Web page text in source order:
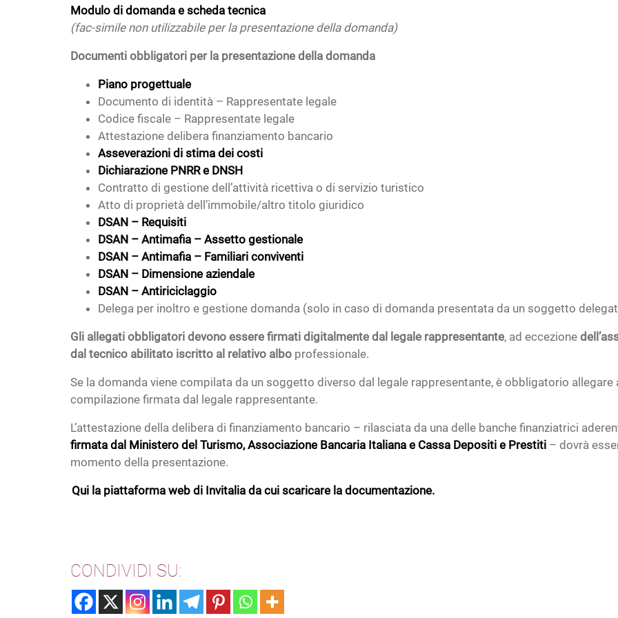
Modulo di domanda e scheda tecnica
(fac-simile non utilizzabile per la presentazione della domanda)
Documenti obbligatori per la presentazione della domanda
Piano progettuale
Documento di identità – Rappresentate legale
Codice fiscale – Rappresentate legale
Attestazione delibera finanziamento bancario
Asseverazioni di stima dei costi
Dichiarazione PNRR e DNSH
Contratto di gestione dell’attività ricettiva o di servizio turistico
Atto di proprietà dell’immobile/altro titolo giuridico
DSAN – Requisiti
DSAN – Antimafia – Assetto gestionale
DSAN – Antimafia – Familiari conviventi
DSAN – Dimensione aziendale
DSAN – Antiriciclaggio
Delega per inoltro e gestione domanda (solo in caso di domanda presentata da un soggetto
Gli allegati obbligatori devono essere firmati digitalmente dal legale rappresentante, ad eccezione
dal tecnico abilitato iscritto al relativo albo professionale.
Se la domanda viene compilata da un soggetto diverso dal legale rappresentante, è obbligatorio allegare
compilazione firmata dal legale rappresentante.
L’attestazione della delibera di finanziamento bancario – rilasciata da una delle banche finanziatrici
firmata dal Ministero del Turismo, Associazione Bancaria Italiana e Cassa Depositi e Prestiti – dovrà
momento della presentazione.
Qui la piattaforma web di Invitalia da cui scaricare la documentazione.
CONDIVIDI SU: